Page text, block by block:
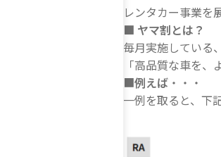
レンタカー事業を
■ ヤマ割とは？
毎月実施している
「高品質な車を
■例えば ・・・
一例を取ると、下